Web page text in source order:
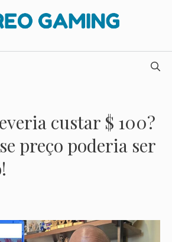
custar $ 100?
preço poderia ser